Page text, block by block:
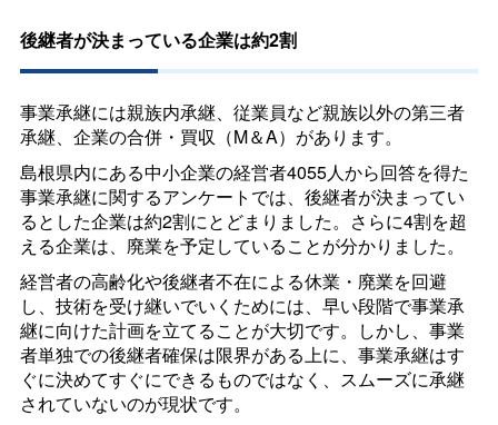
後継者が決まっている企業は約2割
事業承継には親族内承継、従業員など親族以外の第三者
承継、企業の合併・買収（M＆A）があります。
島根県内にある中小企業の経営者4055人から回答を得た
事業承継に関するアンケートでは、後継者が決まってい
るとした企業は約2割にとどまりました。さらに4割を超
える企業は、廃業を予定していることが分かりました。
経営者の高齢化や後継者不在による休業・廃業を回避
し、技術を受け継いでいくためには、早い段階で事業承
継に向けた計画を立てることが大切です。しかし、事業
者単独での後継者確保は限界がある上に、事業承継はす
ぐに決めてすぐにできるものではなく、スムーズに承継
されていないのが現状です。